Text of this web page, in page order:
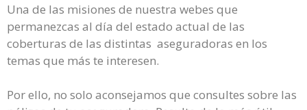
Una de las misiones de nuestra webes que
permanezcas al día del estado actual de las
coberturas de las distintas aseguradoras en los
temas que más te interesen.
Por ello, no solo aconsejamos que consultes sobre las